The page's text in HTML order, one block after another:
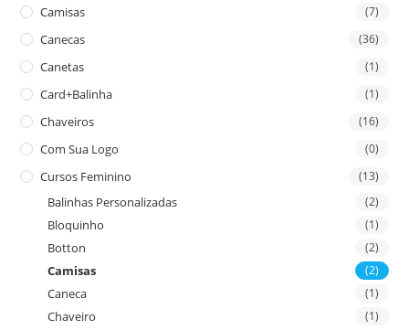
Camisas (7)
Canecas (36)
Canetas (1)
Card+Balinha (1)
Chaveiros (16)
Com Sua Logo (0)
Cursos Feminino (13)
Balinhas Personalizadas (2)
Bloquinho (1)
Botton (2)
Camisas (2)
Caneca (1)
Chaveiro (1)